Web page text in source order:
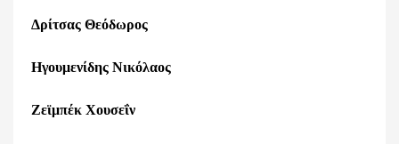
Δρίτσας Θεόδωρος
Ηγουμενίδης Νικόλαος
Ζεϊμπέκ Χουσεΐν